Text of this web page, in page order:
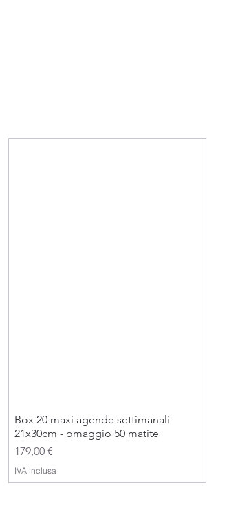
Box 20 maxi agende settimanali
21x30cm - omaggio 50 matite
Prezzo
179,00 €
IVA inclusa